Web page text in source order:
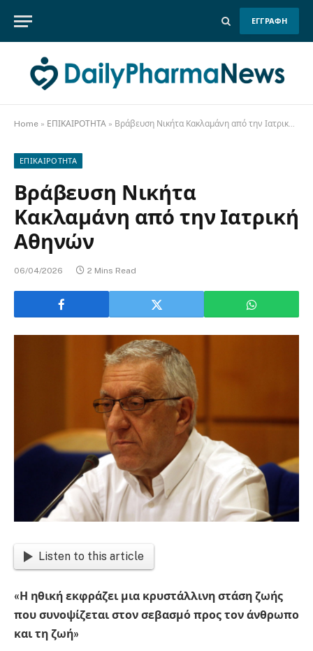
ΕΓΓΡΑΦΗ
Home » ΕΠΙΚΑΙΡΟΤΗΤΑ » Βράβευση Νικήτα Κακλαμάνη από την Ιατρική Αθηνών
ΕΠΙΚΑΙΡΟΤΗΤΑ
Βράβευση Νικήτα
Κακλαμάνη από την Ιατρική
Αθηνών
06/04/2026 2 Mins Read
Listen to this article
«Η ηθική εκφράζει μια κρυστάλλινη στάση ζωής
που συνοψίζεται στον σεβασμό προς τον άνθρωπο
και τη ζωή»